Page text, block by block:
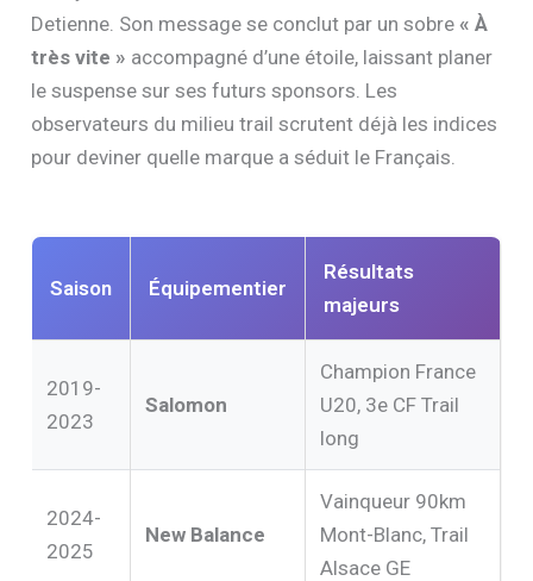
Detienne. Son message se conclut par un sobre« À
très vite » accompagné d’une étoile, laissant planer
le suspense sur ses futurs sponsors. Les
observateurs du milieu trail scrutent déjà les indices
pour deviner quelle marque a séduit le Français.
Saison Équipementier
Résultats
majeurs
2019-
2023
Salomon
Champion France
U20, 3e CF Trail
long
2024-
2025
New Balance
Vainqueur 90km
Mont-Blanc, Trail
Alsace GE